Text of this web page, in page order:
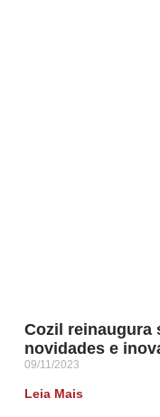
Cozil reinaugura
novidades e
09/11/2023
Leia Mais